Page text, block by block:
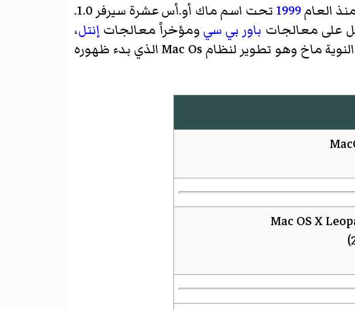
العام1999 تحت اسمماك أو.أس عشرة سيرفر
1.0.
باور بي سي ومؤخراً معالجات إنتل،
ماخ
وهو تطوير لنظام Mac Os الذي بدء ظهوره